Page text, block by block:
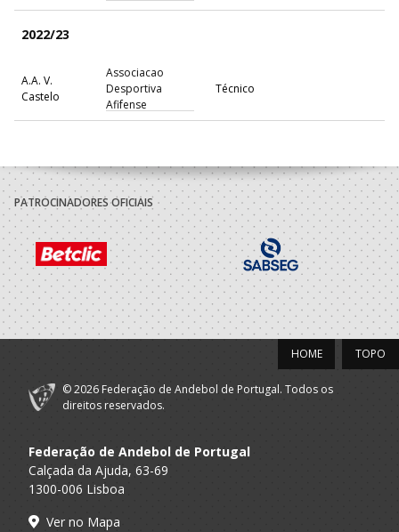
2022/23
A.A. V.
Castelo
Associacao
Desportiva
Afifense
Técnico
A.A. V.
Castelo
Associacao
Desportiva
Afifense
Técnico
2018/19
A.A. V.
Castelo
Associacao
Desportiva
Afifense
Técnico
A.A. V.
Associacao
2016/17
A.A. V.
PATROCINADORES OFICIAIS
TOPO
HOME
© 2026 Federação de Andebol de Portugal. Todos os
direitos reservados.
Federação de Andebol de Portugal
Calçada da Ajuda, 63-69
1300-006 Lisboa
Ver no Mapa